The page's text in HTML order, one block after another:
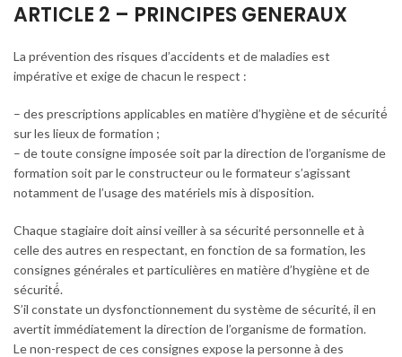
ARTICLE 2 – PRINCIPES GENERAUX
La prévention des risques d’accidents et de maladies est
impérative et exige de chacun le respect :
– des prescriptions applicables en matière d’hygiène et de sécurité́
sur les lieux de formation ;
– de toute consigne imposée soit par la direction de l’organisme de
formation soit par le constructeur ou le formateur s’agissant
notamment de l’usage des matériels mis à disposition.
Chaque stagiaire doit ainsi veiller à sa sécurité personnelle et à
celle des autres en respectant, en fonction de sa formation, les
consignes générales et particulières en matière d’hygiène et de
sécurité́.
S’il constate un dysfonctionnement du système de sécurité, il en
avertit immédiatement la direction de l’organisme de formation.
Le non-respect de ces consignes expose la personne à des